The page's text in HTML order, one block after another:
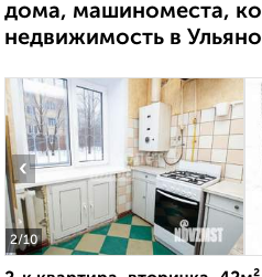
дома, машиноместа,
недвижимость в
2/10
‹